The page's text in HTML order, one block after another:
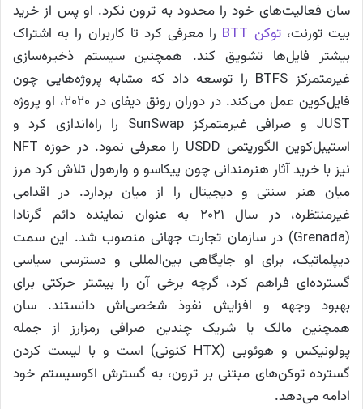
سان فعالیت‌های خود را محدود به ترون نکرد. او پس از خرید
بیت تورنت،توکن BTT
را معرفی کرد تا کاربران را به اشتراک
بیشتر فایل‌ها تشویق کند. همچنین سیستم ذخیره‌سازی
غیرمتمرکز BTFS را توسعه داد که مشابه پروژه‌هایی چون
فایل‌کوین عمل می‌کند. در دوران رونق دیفای در ۲۰۲۰، او پروژه
JUST و صرافی غیرمتمرکز SunSwap را راه‌اندازی کرد و
استیبل‌کوین الگوریتمی USDD را معرفی نمود. در حوزه NFT
نیز با خرید آثار هنرمندانی چون پیکاسو و وارهول تلاش کرد مرز
میان هنر سنتی و دیجیتال را از میان بردارد. در اقدامی
غیرمنتظره، در سال ۲۰۲۱ به عنوان نماینده دائم گرنادا
(Grenada) در سازمان تجارت جهانی منصوب شد. این سمت
دیپلماتیک، برای او جایگاهی بین‌المللی و دسترسی سیاسی
گسترده‌ای فراهم کرد، گرچه برخی آن را بیشتر حرکتی برای
بهبود وجهه و افزایش نفوذ شخصی‌اش دانستند. سان
همچنین مالک یا شریک چندین صرافی رمزارز از جمله
پولونیکس و هوئوبی (HTX کنونی) است و با لیست کردن
گسترده توکن‌های مبتنی بر ترون، به گسترش اکوسیستم خود
ادامه می‌دهد.